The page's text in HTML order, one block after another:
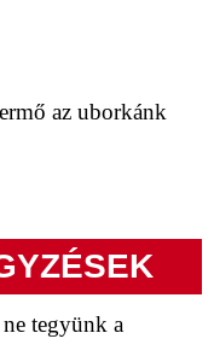
az uborkánk
tegyünk a